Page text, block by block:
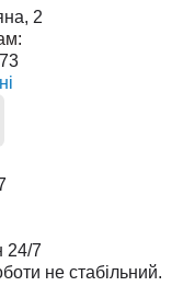
2
24/7
не стабільний.